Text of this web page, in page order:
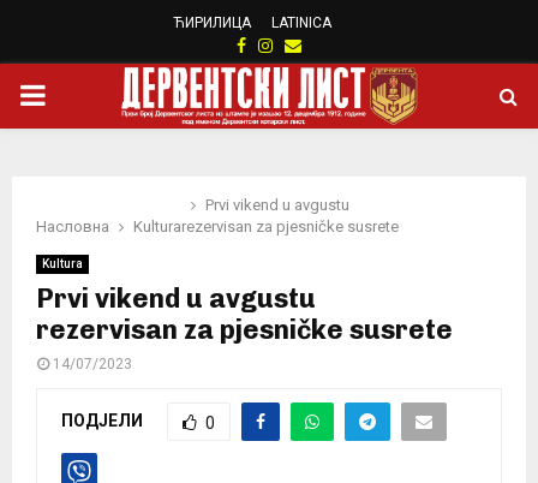
ЋИРИЛИЦА LATINICA
Facebook
Instagram
Email
PRIMARY
Насловна Kultura
Prvi vikend u avgustu
rezervisan za pjesničke susrete
Kultura
Prvi vikend u avgustu
rezervisan za pjesničke susrete
14/07/2023
ПОДЈЕЛИ 0